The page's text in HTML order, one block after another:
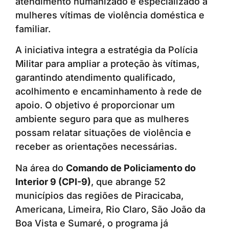
mulheres vítimas de violência doméstica e
familiar.
A iniciativa integra a estratégia da Polícia
Militar para ampliar a proteção às vítimas,
garantindo atendimento qualificado,
acolhimento e encaminhamento à rede de
apoio. O objetivo é proporcionar um
ambiente seguro para que as mulheres
possam relatar situações de violência e
receber as orientações necessárias.
Na área do Comando de Policiamento do
Interior 9 (CPI-9), que abrange 52
municípios das regiões de Piracicaba,
Americana, Limeira, Rio Claro, São João da
Boa Vista e Sumaré, o programa já